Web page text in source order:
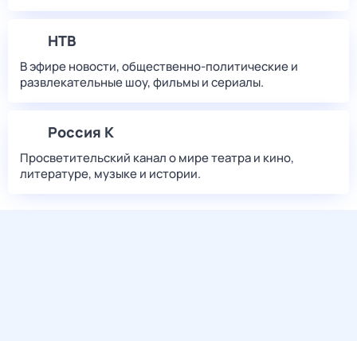
НТВ
В эфире новости, общественно-политические и
развлекательные шоу, фильмы и сериалы.
Россия К
Просветительский канал о мире театра и кино,
литературе, музыке и истории.